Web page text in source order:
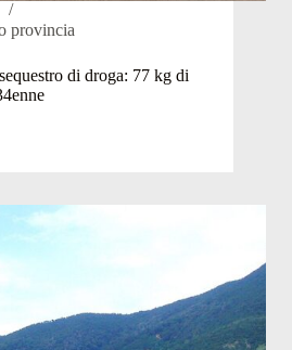
provincia
di droga: 77 kg di